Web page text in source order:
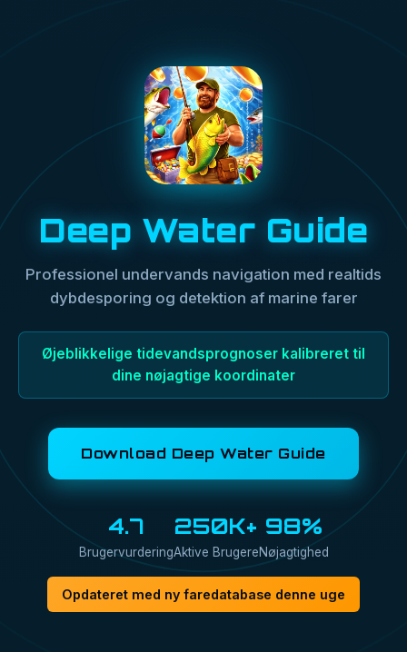
Deep Water Guide
Professionel undervands navigation med realtids
dybdesporing og detektion af marine farer
Øjeblikkelige tidevandsprognoser kalibreret til
dine nøjagtige koordinater
Download Deep Water Guide
4.7
Brugervurdering
250K+
Aktive Brugere
98%
Nøjagtighed
Opdateret med ny faredatabase denne uge